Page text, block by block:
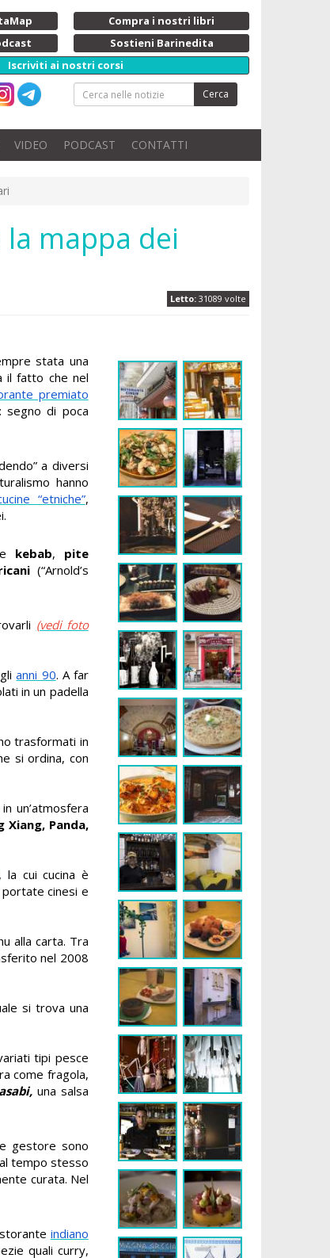
Compra i nostri libri
Sostieni Barinedita
Iscriviti ai nostri corsi
Cerca
VIDEO PODCAST CONTATTI
la mappa dei
Letto: 31089 volte
stata una
il fatto che nel
premiato
segno di poca
a diversi
hanno
“etniche”,
kebab, pite
(“Arnold’s
(vedi foto
anni 90. A far
in un padella
trasformati in
si ordina, con
un’atmosfera
Xiang, Panda,
, la cui cucina è
portate cinesi e
alla carta. Tra
nel 2008
si trova una
tipi pesce
come fragola,
una salsa
gestore sono
tempo stesso
curata. Nel
indiano
quali curry,